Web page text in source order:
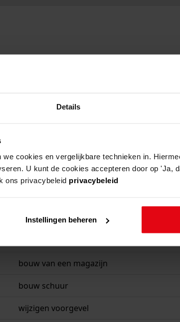
Details
cookies en vergelijkbare technieken in.
U kunt de cookies accepteren door op 'Ja,
ons privacybeleid privacybeleid
Instellingen beheren
verbouw winkel, betreft de binnenplaats
bouw van een magazijn
bouw schuur
wijzigen voorgevel